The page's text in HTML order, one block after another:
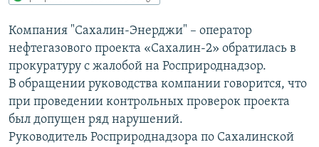
навигации
Вернутся
поиску
IDEL.РЕАЛИИ
КАВКАЗ.РЕАЛИИ
СЕВЕР.РЕАЛИИ
СИБИРЬ.РЕАЛИИ
РАСПИСАНИЕ ВЕЩАНИЯ
ПОДПИШИТЕСЬ НА РАССЫЛКУ
Компания "Сахалин-Энерджи" – оператор
нефтегазового проекта «Сахалин-2» обратилась в
прокуратуру с жалобой на Росприроднадзор.
В обращении руководства компании говорится, что
при проведении контрольных проверок проекта
был допущен ряд нарушений.
Руководитель Росприроднадзора по Сахалинской